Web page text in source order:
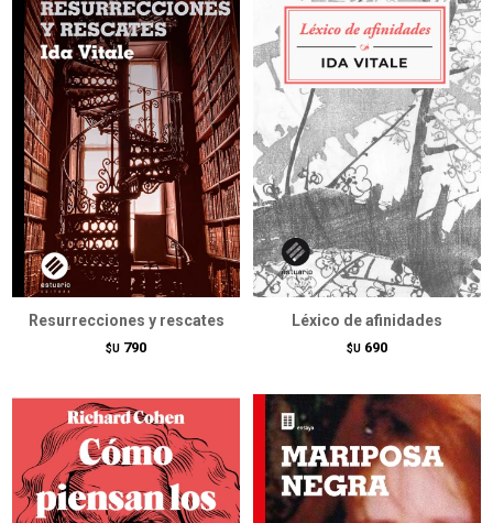
Resurrecciones y rescates
$U 790
Léxico de afinidades
$U 690